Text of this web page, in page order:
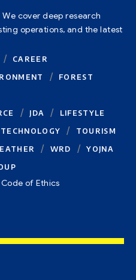
cover deep research
operations, and the latest
CAREER
FOREST
JDA
LIFESTYLE
TECHNOLOGY
TOURISM
WRD
YOJNA
of Ethics